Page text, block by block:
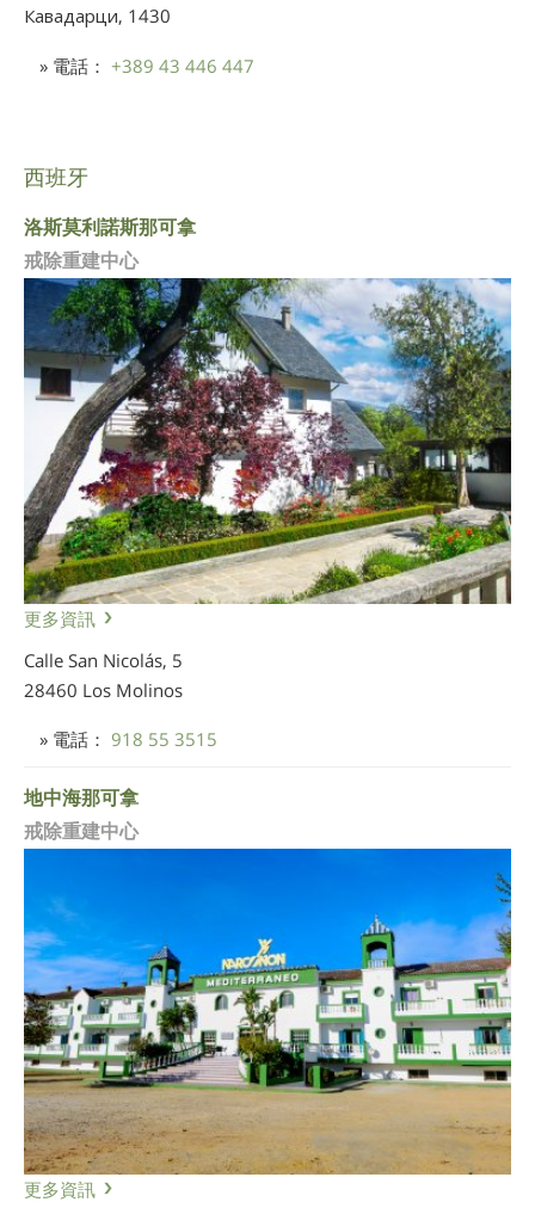
Кавадарци, 1430
» 電話： +389 43 446 447
西班牙
洛斯莫利諾斯那可拿
戒除重建中心
更多資訊
Calle San Nicolás, 5
28460 Los Molinos
» 電話： 918 55 3515
地中海那可拿
戒除重建中心
更多資訊